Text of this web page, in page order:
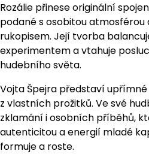
Rozálie přinese originální
podané s osobitou
rukopisem. Její tvorba
experimentem a vtahuje
hudebního světa.
Vojta Špejra představí
z vlastních prožitků. Ve své
zklamání i osobních příběhů,
autenticitou a energií mladé
formuje a roste.